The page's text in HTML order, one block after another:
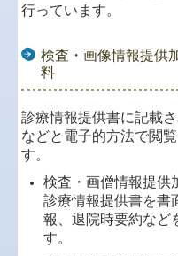
行っています。
検査・画像情報提供
料
診療情報提供書に記載
などと電子的方法で閲
す。
検査・画僧情報提供
診療情報提供書を書
報、退院時要約など
す。